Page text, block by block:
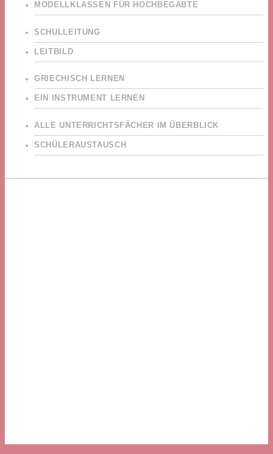
MODELLKLASSEN FÜR HOCHBEGABTE
SCHULLEITUNG
LEITBILD
GRIECHISCH LERNEN
EIN INSTRUMENT LERNEN
ALLE UNTERRICHTSFÄCHER IM ÜBERBLICK
SCHÜLERAUSTAUSCH